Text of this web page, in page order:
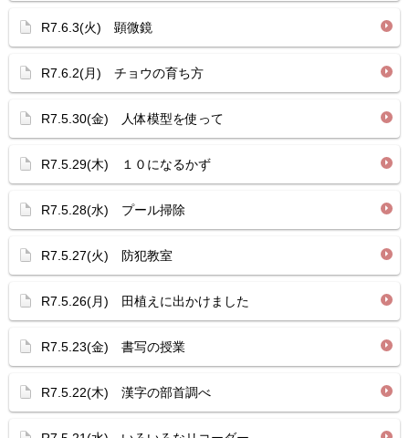
R7.6.3(火) 顕微鏡
R7.6.2(月) チョウの育ち方
R7.5.30(金) 人体模型を使って
R7.5.29(木) １０になるかず
R7.5.28(水) プール掃除
R7.5.27(火) 防犯教室
R7.5.26(月) 田植えに出かけました
R7.5.23(金) 書写の授業
R7.5.22(木) 漢字の部首調べ